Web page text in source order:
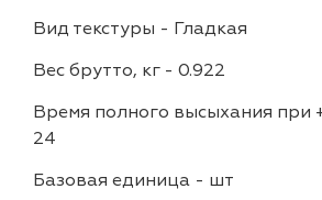
Вид текстуры - Гладкая
Вес брутто, кг - 0.922
Время полного высыхания при
24
Базовая единица - шт